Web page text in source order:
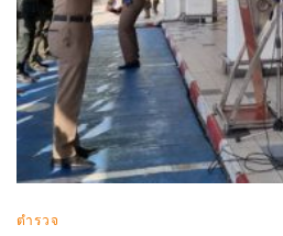
ตำรวจ